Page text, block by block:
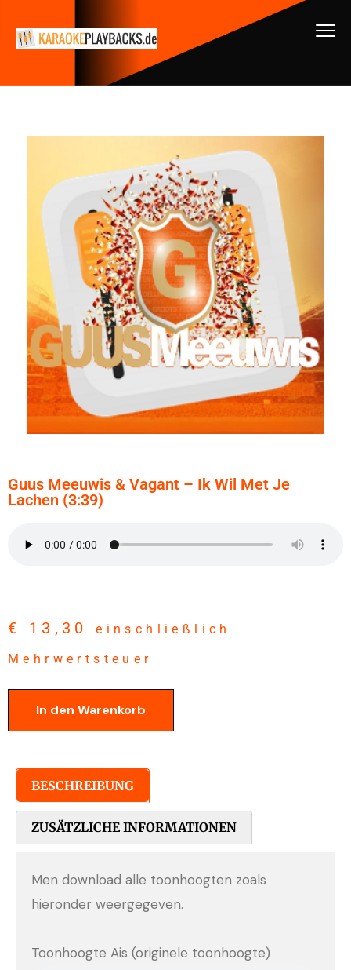
Guus Meeuwis & Vagant – Ik Wil Met Je
Lachen (3:39)
€ 13,30
einschließlich
Mehrwertsteuer
In den Warenkorb
BESCHREIBUNG
ZUSÄTZLICHE INFORMATIONEN
Men download alle toonhoogten zoals
hieronder weergegeven.
Toonhoogte Ais (originele toonhoogte)